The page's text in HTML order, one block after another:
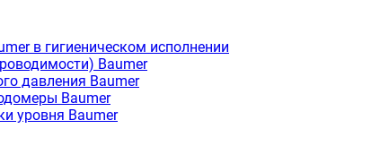
в гигиеническом исполнении
Baumer
давления Baumer
Baumer
уровня Baumer